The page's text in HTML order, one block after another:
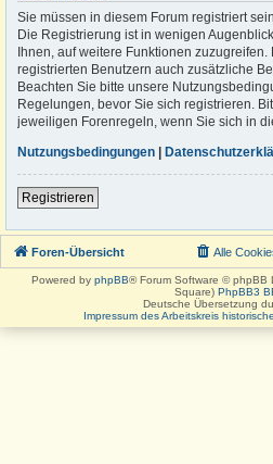
Sie müssen in diesem Forum registriert
Die Registrierung ist in wenigen
Ihnen, auf weitere Funktionen
registrierten Benutzern auch zusätzliche
Beachten Sie bitte unsere
Regelungen, bevor Sie sich registrieren.
jeweiligen Forenregeln, wenn Sie sich in
Nutzungsbedingungen |
Registrieren
Foren-Übersicht Alle
Powered by phpBB® Forum Software © phpBB
Square) PhpBB3
Deutsche Übersetzung
Impressum des Arbeitskreis